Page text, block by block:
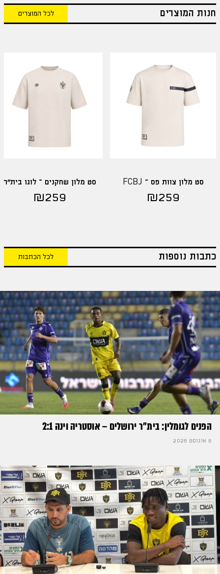
חנות המוצרים לכל המוצרים
סט מלון צוות פס – FCBJ
₪259
סט מלון שחקנים – לוגו בית"ר
₪259
כתבות נוספות לכל הכתבות
הפנים לגומלין: בית״ר ירושלים – אוסטריה וינה 2:1
6 אוגוסט 2026